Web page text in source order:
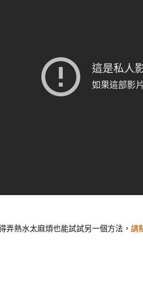
弄熱水太麻煩也能試試另一個方法， 請